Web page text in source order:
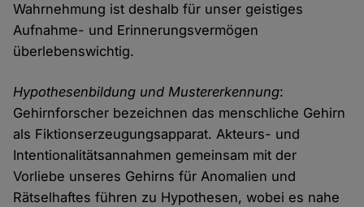
Wahrnehmung ist deshalb für unser geistiges
Aufnahme- und Erinnerungsvermögen
überlebenswichtig.
Hypothesenbildung und Mustererkennung:
Gehirnforscher bezeichnen das menschliche Gehirn
als Fiktionserzeugungsapparat. Akteurs- und
Intentionalitätsannahmen gemeinsam mit der
Vorliebe unseres Gehirns für Anomalien und
Rätselhaftes führen zu Hypothesen, wobei es nahe